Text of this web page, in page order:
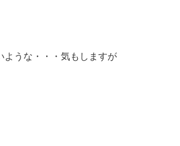
ような・・・気もしますが